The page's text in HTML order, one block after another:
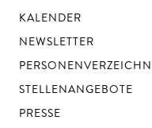
KALENDER
NEWSLETTER
STELLENANGEBOTE
PRESSE